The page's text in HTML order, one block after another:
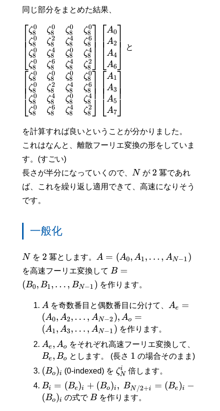
同じ部分をまとめた結果、
⎣
⎢⎢⎢⎡ζ8
0
ζ8
0
ζ8
0
ζ8
0
ζ8
0
ζ8
2
ζ8
4
ζ8
6
ζ8
0
ζ8
4
ζ8
0
ζ8
4
ζ8
0
ζ8
6
ζ8
4
ζ8
2⎦⎥⎥⎥
⎤
⎣
⎢
⎢
⎢
⎡A0
A2
A4
A6⎦⎥⎥⎥
⎤ と
⎣
⎢⎢⎢⎡ζ8
0
ζ8
0
ζ8
0
ζ8
0
ζ8
0
ζ8
2
ζ8
4
ζ8
6
ζ8
0
ζ8
4
ζ8
0
ζ8
4
ζ8
0
ζ8
6
ζ8
4
ζ8
2⎦⎥⎥⎥
⎤
⎣
⎢
⎢
⎢
⎡A1
A3
A5
A7⎦⎥⎥⎥
⎤
を計算すれば良いということが分かりました。
これはなんと、離散フーリエ変換の形をしていま
す。(すごい)
長さが半分になっていくので、
N が 2 冪であれ
ば、これを繰り返し適用できて、高速になりそう
です。
一般化
N を 2 冪とします。 A = (A0, A1, … , AN−1 )
を高速フーリエ変換して B =
(B0, B1, … , BN−1 ) を作ります。
A を奇数番目と偶数番目に分けて、 Ae
=
(A0, A2, … , AN−2), Ao =
(A1, A3, … , AN−1 ) を作ります。
Ae , Ao をそれぞれ高速フーリエ変換して、
Be , Bo とします。 (長さ 1 の場合そのまま)
(Bo)i (0-indexed) を ζN
i 倍します。
Bi = (Be)i + (Bo)i , BN/2+i = (Be )i −
(Bo)i の式でBを作ります。